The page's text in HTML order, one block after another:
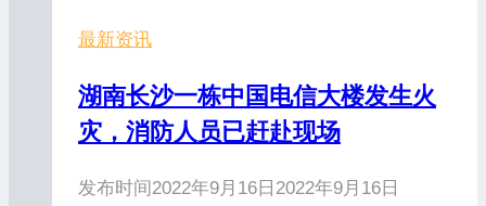
最新资讯
湖南长沙一栋中国电信大楼发生火
灾，消防人员已赶赴现场
发布时间2022年9月16日 2022年9月16日